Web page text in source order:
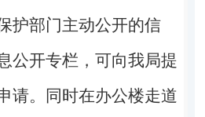
护部门主动公开的信
公开专栏，可向我局提
请。同时在办公楼走道